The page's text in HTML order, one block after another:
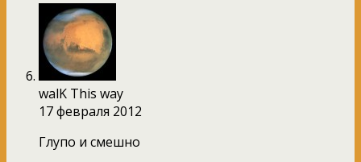
walK This way
17 февраля 2012
Глупо и смешно